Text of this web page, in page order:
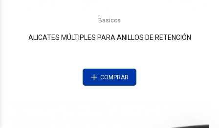
Basicos
ALICATES MÚLTIPLES PARA ANILLOS DE RETENCIÓN
COMPRAR